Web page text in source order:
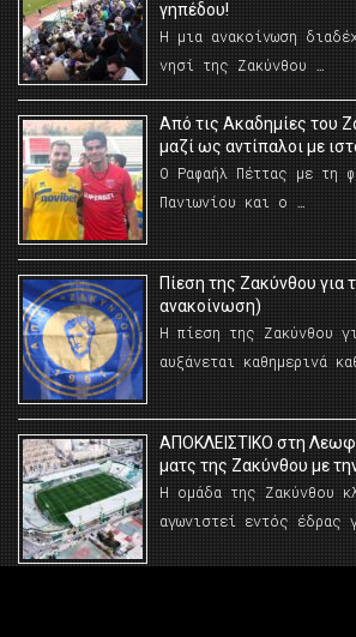
γηπέδου!
Η μια ανακοίνωση
νησί της Ζακύνθου …
Από τις Ακαδημίες του
μαζί ως αντίπαλοι με
Ο Ραφαήλ Πέττας με τη
Πανιωνίου και ο …
Πίεση της Ζακύνθου για
ανακοίνωση)
Η πίεση της Ζακύνθου
αυξάνεται καθημερινά
AΠΟΚΛΕΙΣΤΙΚΟ στη
ματς της Ζακύνθου με
Η ομάδα της Ζακύνθου
αγωνιστεί εντός έδρας